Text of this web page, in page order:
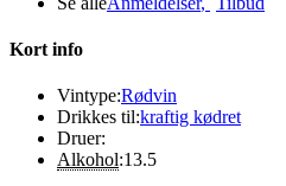
Kort info
Vintype:Rødvin
Drikkes til:kraftig kødret
Druer:
Alkohol:13.5